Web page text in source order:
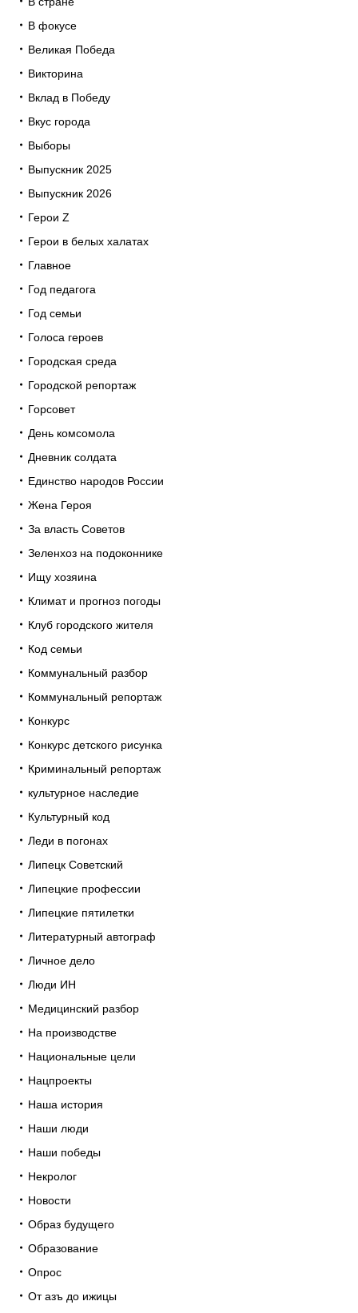
В фокусе
Великая Победа
Викторина
Вклад в Победу
Вкус города
Выборы
Выпускник 2025
Выпускник 2026
Герои Z
Герои в белых халатах
Главное
Год педагога
Год семьи
Голоса героев
Городская среда
Городской репортаж
Горсовет
День комсомола
Дневник солдата
Единство народов России
Жена Героя
За власть Советов
Зеленхоз на подоконнике
Ищу хозяина
Климат и прогноз погоды
Клуб городского жителя
Код семьи
Коммунальный разбор
Коммунальный репортаж
Конкурс
Конкурс детского рисунка
Криминальный репортаж
культурное наследие
Культурный код
Леди в погонах
Липецк Советский
Липецкие профессии
Липецкие пятилетки
Литературный автограф
Личное дело
Люди ИН
Медицинский разбор
На производстве
Национальные цели
Нацпроекты
Наша история
Наши люди
Наши победы
Некролог
Новости
Образ будущего
Образование
Опрос
От азъ до ижицы